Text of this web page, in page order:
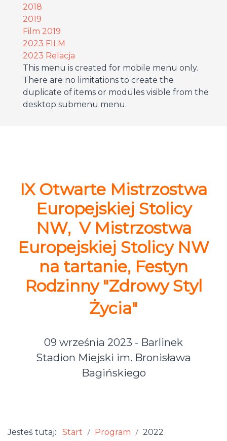
2018
2019
Film 2019
2023 FILM
2023 Relacja
This menu is created for mobile menu only.
There are no limitations to create the
duplicate of items or modules visible from the
desktop submenu menu.
IX Otwarte Mistrzostwa
Europejskiej Stolicy
NW, V Mistrzostwa
Europejskiej Stolicy NW
na tartanie, Festyn
Rodzinny "Zdrowy Styl
Życia"
09 września 2023 - Barlinek
Stadion Miejski im. Bronisława
Bagińskiego
Jesteś tutaj: Start Program 2022